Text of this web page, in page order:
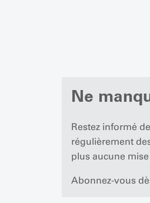
Ne
Restez informé
régulièrement
plus aucune
Abonnez-vous